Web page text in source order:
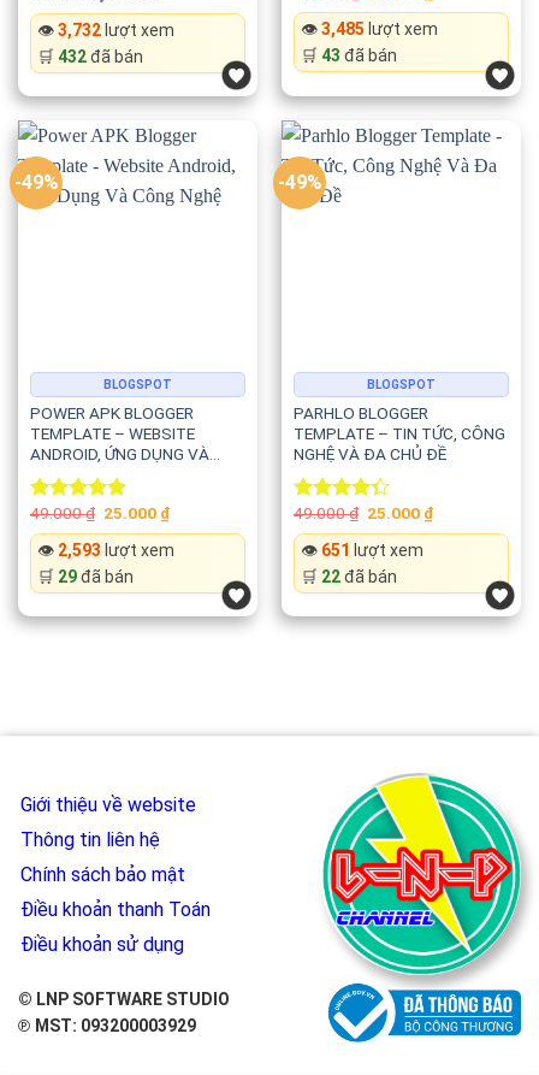
4.50out
of 5
👁️3,732lượt xem
🛒 432đã bán
4.50out
of 5
was:
49.000 ₫.
price
is:
25.000 ₫.
👁️3,485 lượt xem
🛒 43 đã bán
-49%
BLOGSPOT
POWER APK BLOGGER
TEMPLATE – WEBSITE
ANDROID, ỨNG DỤNG VÀ
CÔNG NGHỆ
Rated5.00
out of 5
49.000₫ Original
was:
49.000 ₫.
25.000 ₫Current
price
is:
25.000 ₫.
👁️ 2,593 lượt xem
🛒 29đã bán
-49%
BLOGSPOT
PARHLO BLOGGER
TEMPLATE – TIN TỨC, CÔNG
NGHỆ VÀ ĐA CHỦ ĐỀ
Rated
4.33out
of 5
49.000₫ Original
was:
49.000 ₫.
25.000 ₫Current
price
👁️ 651 lượt xem
🛒 22đã bán
Giới thiệu về website
Thông tin liên hệ
Chính sách bảo mật
Điều khoản thanh Toán
Điều khoản sử dụng
© LNP SOFTWARE STUDIO
℗ MST: 093200003929